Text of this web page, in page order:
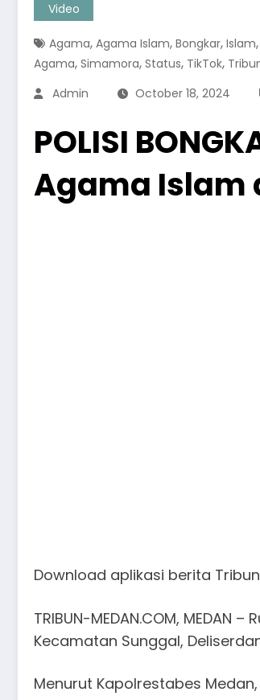
Video
Agama, Agama Islam, Bongkar, Islam,
Agama, Simamora, Status, TikTok,
Admin
October 18, 2024
POLISI
Agama Islam
Download aplikasi berita
TRIBUN-MEDAN.COM,
Kecamatan Sunggal,
Menurut Kapolrestabes